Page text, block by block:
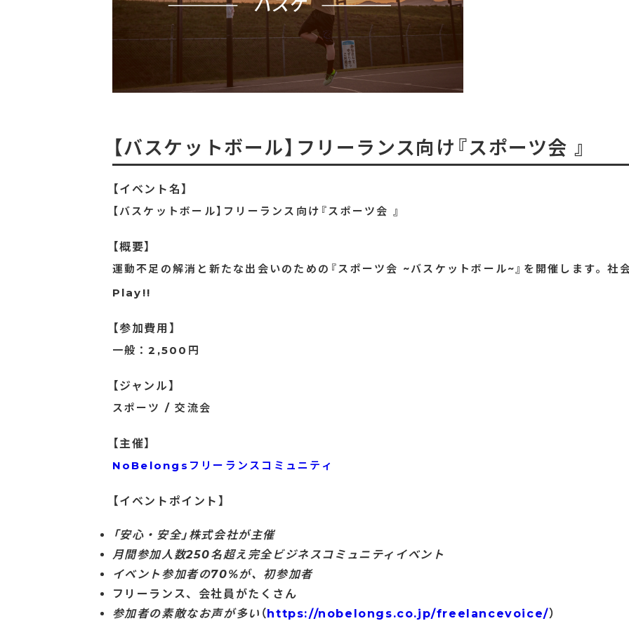
【バスケットボール】フリーランス向け『スポーツ会 』
【イベント名】
【バスケットボール】フリーランス向け『スポーツ会 』
【概要】
運動不足の解消と新たな出会いのための『スポーツ会 ~バスケットボール~』を開催します。
Play!!
【参加費用】
一般：2,500円
【ジャンル】
スポーツ / 交流会
【主催】
NoBelongsフリーランスコミュニティ
【イベントポイント】
「安心・安全」株式会社が主催
月間参加人数250名超え完全ビジネスコミュニティイベント
イベント参加者の70%が、初参加者
フリーランス、会社員がたくさん
参加者の素敵なお声が多い （https://nobelongs.co.jp/freelancevoice/）